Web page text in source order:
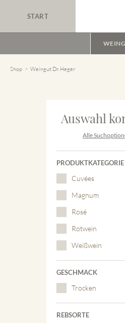
START
Shop Weingut Dr. Heger
Auswahl
Alle
PRODUKTKATEGORIE
Cuvées
Magnum
Rosé
Rotwein
Weißwein
GESCHMACK
Trocken
REBSORTE